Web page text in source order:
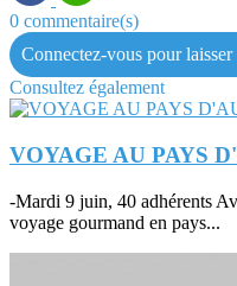
0 commentaire(s)
Connectez-vous pour
Consultez également
VOYAGE AU PAYS
-Mardi 9 juin, 40 adhérents
voyage gourmand en pays...